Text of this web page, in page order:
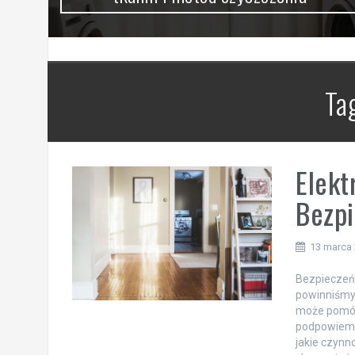
13 marca
może
jakie